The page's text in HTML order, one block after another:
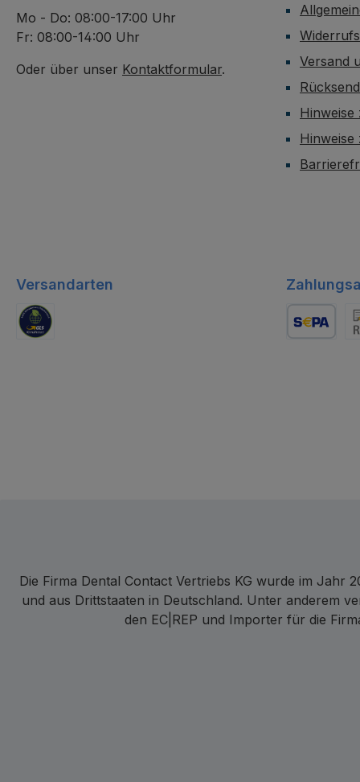
Mo - Do: 08:00-17:00 Uhr
Fr: 08:00-14:00 Uhr
Oder über unser Kontaktformular.
Versand
Hinweise
Versandarten
Die Firma Dental Contact Vertriebs KG wurde im Jahr
und aus Drittstaaten in Deutschland. Unter anderem
den EC|REP und Importer für die